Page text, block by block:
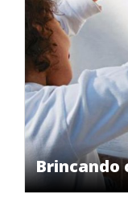
Brincando